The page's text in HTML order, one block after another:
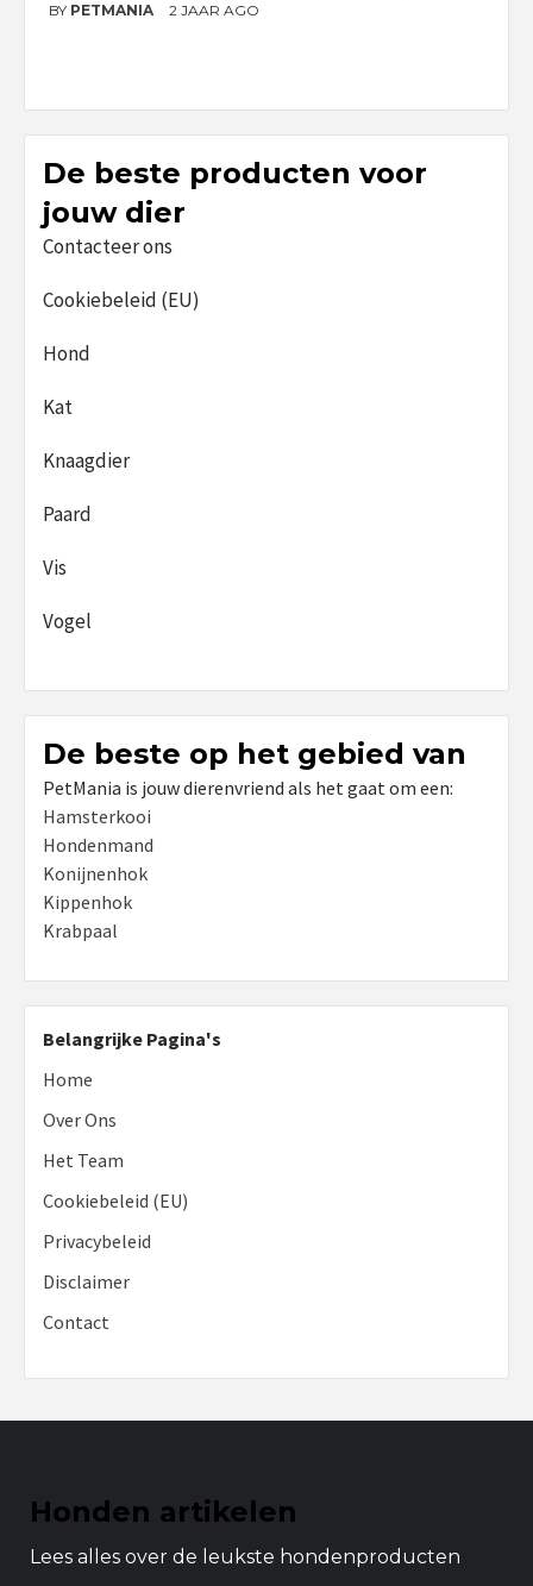
BY PETMANIA 2 JAAR AGO
De beste producten voor
jouw dier
Contacteer ons
Cookiebeleid (EU)
Hond
Kat
Knaagdier
Paard
Vis
Vogel
De beste op het gebied van
PetMania is jouw dierenvriend als het gaat om een:
Hamsterkooi
Hondenmand
Konijnenhok
Kippenhok
Krabpaal
Belangrijke Pagina's
Home
Over Ons
Het Team
Cookiebeleid (EU)
Privacybeleid
Disclaimer
Contact
Honden artikelen
Lees alles over de leukste hondenproducten